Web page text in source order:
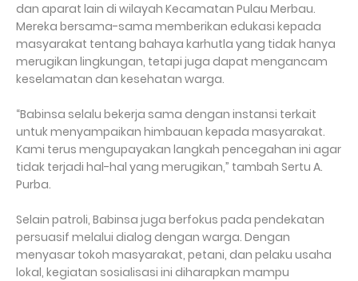
dan aparat lain di wilayah Kecamatan Pulau Merbau.
Mereka bersama-sama memberikan edukasi kepada
masyarakat tentang bahaya karhutla yang tidak hanya
merugikan lingkungan, tetapi juga dapat mengancam
keselamatan dan kesehatan warga.
“Babinsa selalu bekerja sama dengan instansi terkait
untuk menyampaikan himbauan kepada masyarakat.
Kami terus mengupayakan langkah pencegahan ini agar
tidak terjadi hal-hal yang merugikan,” tambah Sertu A.
Purba.
Selain patroli, Babinsa juga berfokus pada pendekatan
persuasif melalui dialog dengan warga. Dengan
menyasar tokoh masyarakat, petani, dan pelaku usaha
lokal, kegiatan sosialisasi ini diharapkan mampu